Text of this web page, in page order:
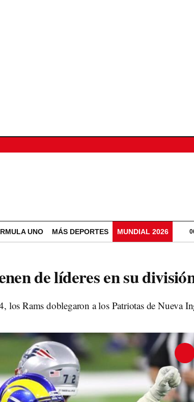
UNO MÁS DEPORTES MUNDIAL 2026
de líderes en su
los Rams doblegaron a los Patriotas de Nueva